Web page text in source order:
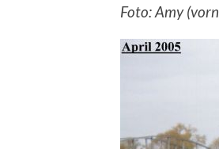
Foto: Amy